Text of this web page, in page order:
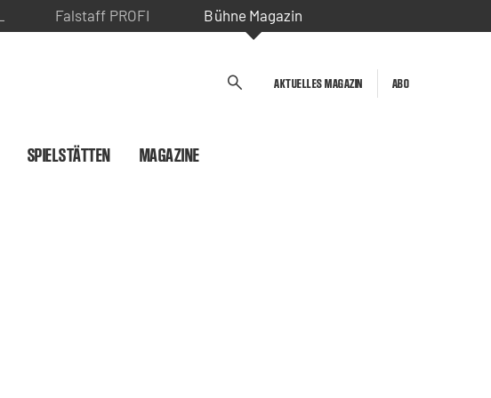
Falstaff PROFI Bühne Magazin
AKTUELLES MAGAZIN ABO
SPIELSTÄTTEN MAGAZINE